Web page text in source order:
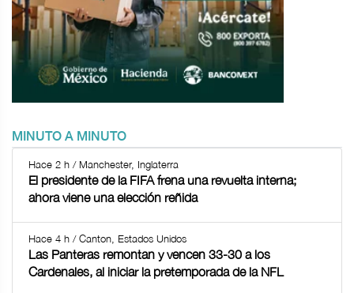
MINUTO A MINUTO
Hace 2 h / Manchester, Inglaterra
El presidente de la FIFA frena una revuelta interna;
ahora viene una elección reñida
Hace 4 h / Canton, Estados Unidos
Las Panteras remontan y vencen 33-30 a los
Cardenales, al iniciar la pretemporada de la NFL